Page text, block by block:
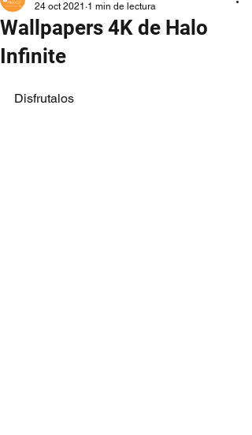
Wallpapers 4K de Halo
Infinite
24 oct 2021 1 min de lectura
Disfrutalos